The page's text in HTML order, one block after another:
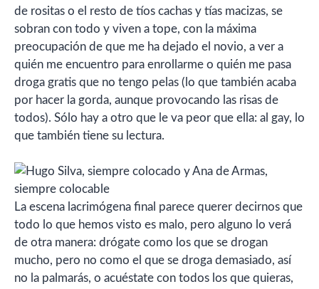
de rositas o el resto de tíos cachas y tías macizas, se
sobran con todo y viven a tope, con la máxima
preocupación de que me ha dejado el novio, a ver a
quién me encuentro para enrollarme o quién me pasa
droga gratis que no tengo pelas (lo que también acaba
por hacer la gorda, aunque provocando las risas de
todos). Sólo hay a otro que le va peor que ella: al gay, lo
que también tiene su lectura.
La escena lacrimógena final parece querer decirnos que
todo lo que hemos visto es malo, pero alguno lo verá
de otra manera: drógate como los que se drogan
mucho, pero no como el que se droga demasiado, así
no la palmarás, o acuéstate con todos los que quieras,